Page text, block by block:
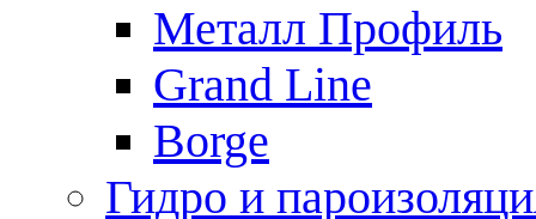
Металл Профиль
Grand Line
Borge
Гидро и